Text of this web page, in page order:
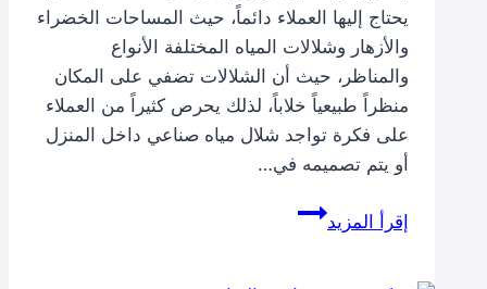
يحتاج إليها العملاء دائماً، حيث المساحات الخضراء
والأزهار وشلالات المياه المختلفة الأنواع
والمناظر، حيث أن الشلالات تضفي على المكان
منظراً طبيعياً خلاباً، لذلك يحرص كثيراً من العملاء
على فكرة تواجد شلال مياه صناعي داخل المنزل
أو يتم تصميمه في…
إقرأ المزيدشلال